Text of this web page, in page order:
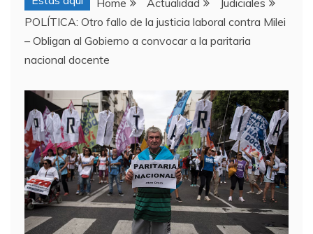
Home Actualidad
Judiciales
POLÍTICA: Otro fallo de la justicia laboral contra Milei
– Obligan al Gobierno a convocar a la paritaria
nacional docente